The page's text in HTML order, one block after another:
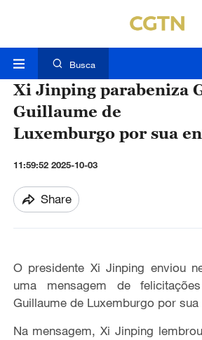
Busca
Xi Jinping parabeniza
Guillaume de
Luxemburgo por sua
11:59:52 2025-10-03
Share
O presidente Xi Jinping enviou
uma mensagem de
Guillaume de Luxemburgo por sua
Na mensagem, Xi Jinping